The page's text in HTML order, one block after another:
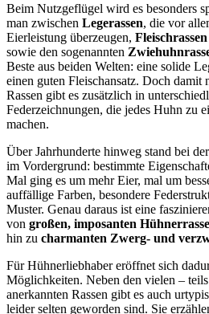
Beim Nutzgeflügel wird es besonders
man zwischen Legerassen, die vor
Eierleistung überzeugen, Fleischrassen
sowie den sogenannten
Beste aus beiden Welten: eine solide
einen guten Fleischansatz. Doch damit
Rassen gibt es zusätzlich in
Federzeichnungen, die jedes Huhn zu
machen.
Über Jahrhunderte hinweg stand bei
im Vordergrund: bestimmte
Mal ging es um mehr Eier, mal um
auffällige Farben, besondere
Muster. Genau daraus ist eine
von großen, imposanten
hin zu charmanten Zwerg- und
Für Hühnerliebhaber eröffnet sich
Möglichkeiten. Neben den vielen –
anerkannten Rassen gibt es auch
leider selten geworden sind. Sie